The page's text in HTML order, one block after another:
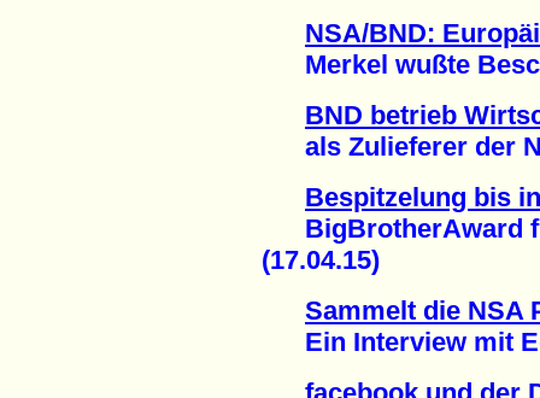
NSA/BND:
Merkel wußte
BND betrieb
als Zulieferer der
Bespitzelung bis
BigBrotherAward
(17.04.15)
Sammelt die NSA
Ein Interview mit